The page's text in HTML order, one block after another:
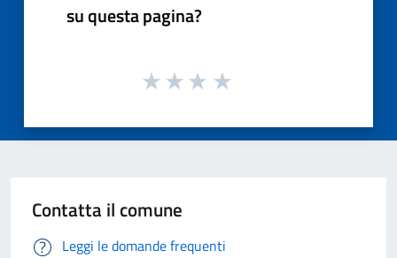
su questa pagina?
Contatta il comune
Leggi le domande frequenti